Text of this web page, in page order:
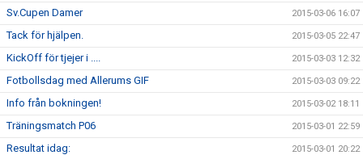
Sv.Cupen Damer 2015-03-06 16:07
Tack för hjälpen. 2015-03-05 22:47
KickOff för tjejer i .... 2015-03-03 12:32
Fotbollsdag med Allerums GIF 2015-03-03 09:22
Info från bokningen! 2015-03-02 18:11
Träningsmatch P06 2015-03-01 22:59
Resultat idag: 2015-03-01 20:22